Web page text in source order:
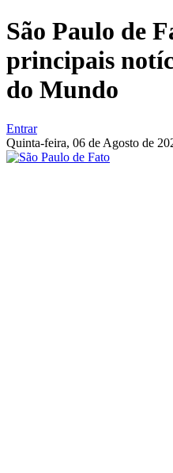
São Paulo de
principais
do Mundo
Entrar
Quinta-feira, 06 de Agosto de